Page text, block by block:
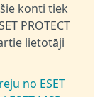
konti tiek
PROTECT
lietotāji
no ESET